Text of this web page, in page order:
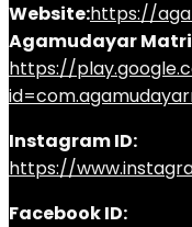
Website:https://
Agamudayar
https://
Instagram ID:
https://
Facebook ID: